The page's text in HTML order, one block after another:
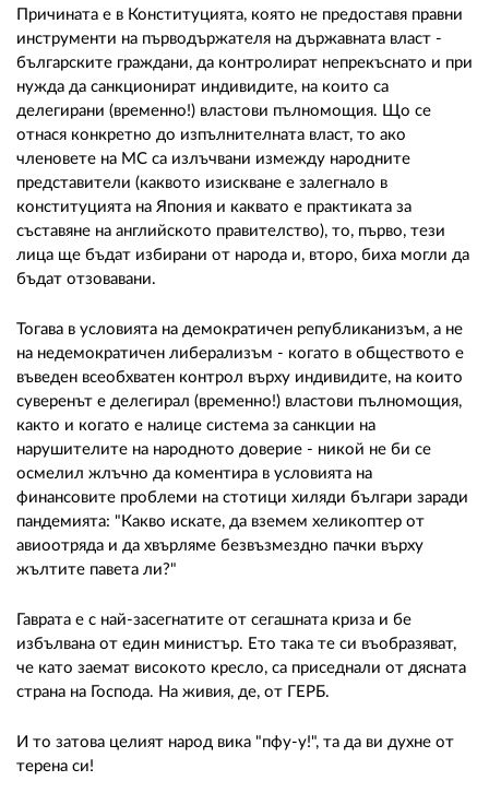
Причината е в Конституцията, която не предоставя правни
инструменти на първодържателя на държавната власт -
българските граждани, да контролират непрекъснато и при
нужда да санкционират индивидите, на които са
делегирани (временно!) властови пълномощия. Що се
отнася конкретно до изпълнителната власт, то ако
членовете на МС са излъчвани измежду народните
представители (каквото изискване е залегнало в
конституцията на Япония и каквато е практиката за
съставяне на английското правителство), то, първо, тези
лица ще бъдат избирани от народа и, второ, биха могли да
бъдат отзовавани.
Тогава в условията на демократичен републиканизъм, а не
на недемократичен либерализъм - когато в обществото е
въведен всеобхватен контрол върху индивидите, на които
суверенът е делегирал (временно!) властови пълномощия,
както и когато е налице система за санкции на
нарушителите на народното доверие - никой не би се
осмелил жлъчно да коментира в условията на
финансовите проблеми на стотици хиляди българи заради
пандемията: "Какво искате, да вземем хеликоптер от
авиоотряда и да хвърляме безвъзмездно пачки върху
жълтите павета ли?"
Гаврата е с най-засегнатите от сегашната криза и бе
избълвана от един министър. Ето така те си въобразяват,
че като заемат високото кресло, са приседнали от дясната
страна на Господа. На живия, де, от ГЕРБ.
И то затова целият народ вика "пфу-у!", та да ви духне от
терена си!